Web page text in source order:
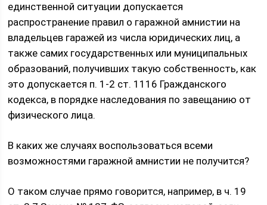
единственной ситуации допускается
распространение правил о гаражной амнистии на
владельцев гаражей из числа юридических лиц, а
также самих государственных или муниципальных
образований, получивших такую собственность, как
это допускается п. 1-2 ст. 1116 Гражданского
кодекса, в порядке наследования по завещанию от
физического лица.
В каких же случаях воспользоваться всеми
возможностями гаражной амнистии не получится?
О таком случае прямо говорится, например, в ч. 19